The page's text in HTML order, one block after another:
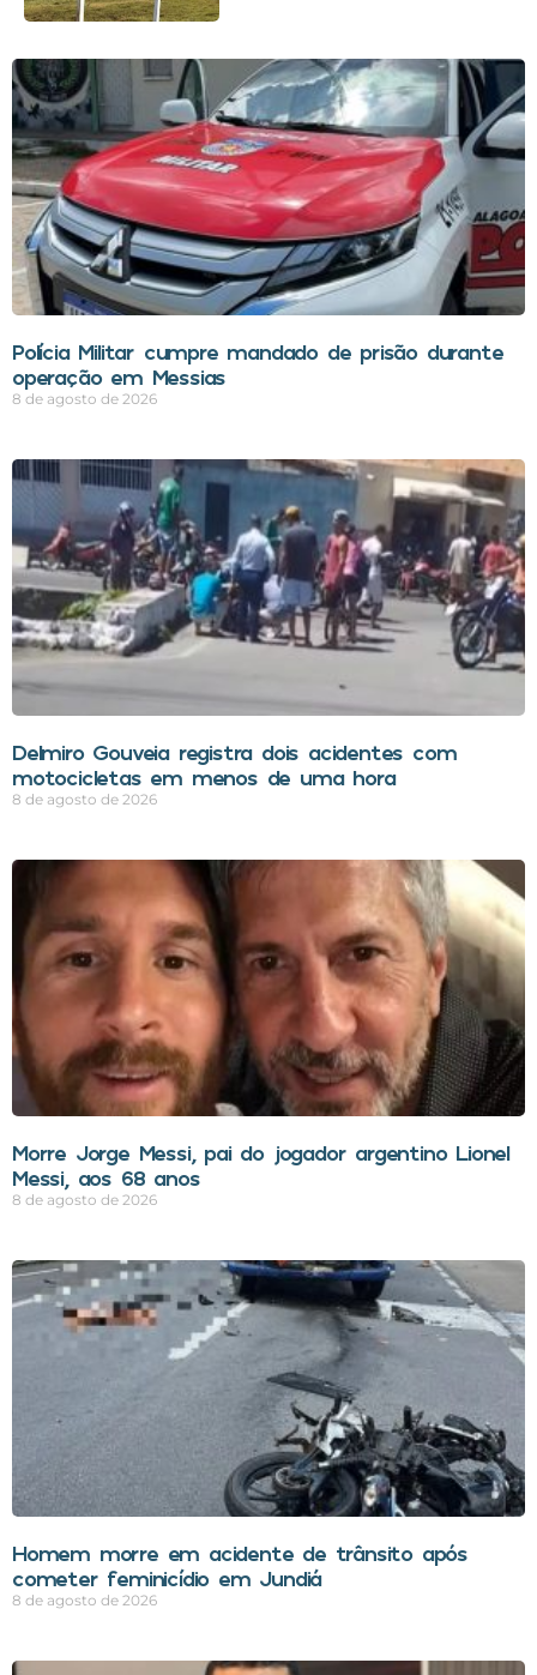
Polícia Militar cumpre mandado de prisão durante
operação em Messias
8 de agosto de 2026
Delmiro Gouveia registra dois acidentes com
motocicletas em menos de uma hora
8 de agosto de 2026
Morre Jorge Messi, pai do jogador argentino Lionel
Messi, aos 68 anos
8 de agosto de 2026
Homem morre em acidente de trânsito após
cometer feminicídio em Jundiá
8 de agosto de 2026